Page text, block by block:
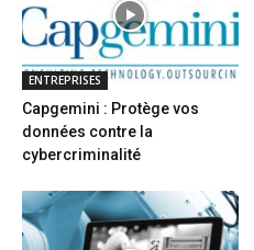
ENTREPRISES
Capgemini : Protège vos
données contre la
cybercriminalité